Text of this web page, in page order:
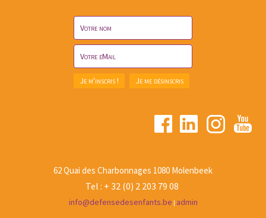
62 Quai des Charbonnages 1080 Molenbeek
Tel : + 32 (0) 2 203 79 08
info@defensedesenfants.be admin